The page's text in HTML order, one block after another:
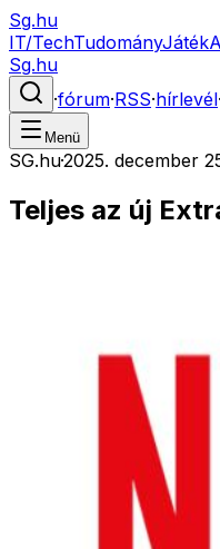
Sg.hu
IT/TechTudományJáték
Sg.hu
·fórum·RSS·hírlevél·
Menü
SG.hu·2025. december
Teljes az új